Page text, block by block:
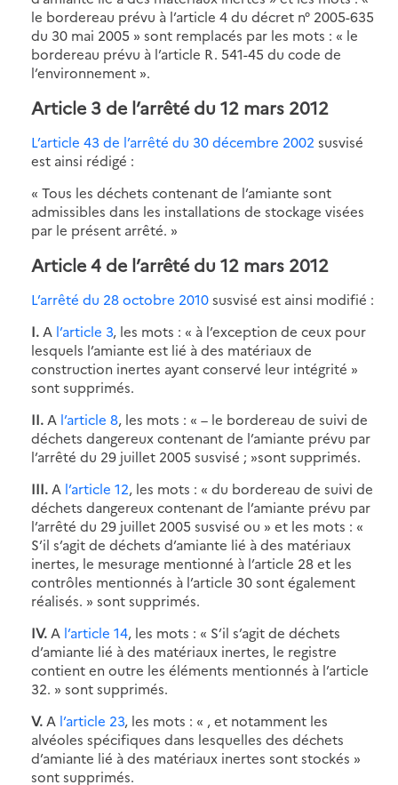
le bordereau prévu à l’article 4 du décret n° 2005-635
du 30 mai 2005 » sont remplacés par les mots : « le
bordereau prévu à l’article R. 541-45 du code de
l’environnement ».
Article 3 de l’arrêté du 12 mars 2012
L’article 43 de l’arrêté du 30 décembre 2002 susvisé
est ainsi rédigé :
« Tous les déchets contenant de l’amiante sont
admissibles dans les installations de stockage visées
par le présent arrêté. »
Article 4 de l’arrêté du 12 mars 2012
L’arrêté du 28 octobre 2010susvisé est ainsi modifié :
I. A l’article 3, les mots : « à l’exception de ceux pour
lesquels l’amiante est lié à des matériaux de
construction inertes ayant conservé leur intégrité »
sont supprimés.
II. A l’article 8, les mots : « – le bordereau de suivi de
déchets dangereux contenant de l’amiante prévu par
l’arrêté du 29 juillet 2005 susvisé ; »sont supprimés.
III. A l’article 12, les mots : « du bordereau de suivi de
déchets dangereux contenant de l’amiante prévu par
l’arrêté du 29 juillet 2005 susvisé ou » et les mots : «
S’il s’agit de déchets d’amiante lié à des matériaux
inertes, le mesurage mentionné à l’article 28 et les
contrôles mentionnés à l’article 30 sont également
réalisés. » sont supprimés.
IV. A l’article 14, les mots : « S’il s’agit de déchets
d’amiante lié à des matériaux inertes, le registre
contient en outre les éléments mentionnés à l’article
32. » sont supprimés.
V. A l’article 23, les mots : « , et notamment les
alvéoles spécifiques dans lesquelles des déchets
d’amiante lié à des matériaux inertes sont stockés »
sont supprimés.